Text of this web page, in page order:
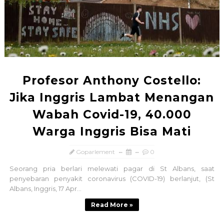
Profesor Anthony Costello:
Jika Inggris Lambat Menangan
Wabah Covid-19, 40.000
Warga Inggris Bisa Mati
Goparlement 0
Seorang pria berlari melewati pagar di St Albans, saat
penyebaran penyakit coronavirus (COVID-19) berlanjut, (St
Albans, Inggris, 17 Apr...
Read More »